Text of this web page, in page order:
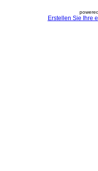
Erstellen Sie Ihre